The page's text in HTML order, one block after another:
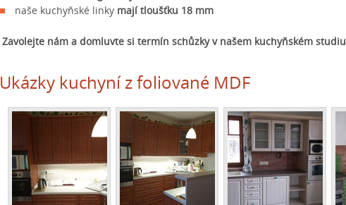
naše kuchyňské linky mají tloušťku 18 mm
Zavolejte nám a domluvte si termín schůzkyv našem kuchyňském studiu
Ukázky kuchyní z foliované MDF